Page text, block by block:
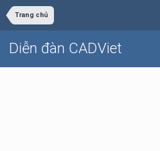
Trang chủ
Diễn đàn CADViet